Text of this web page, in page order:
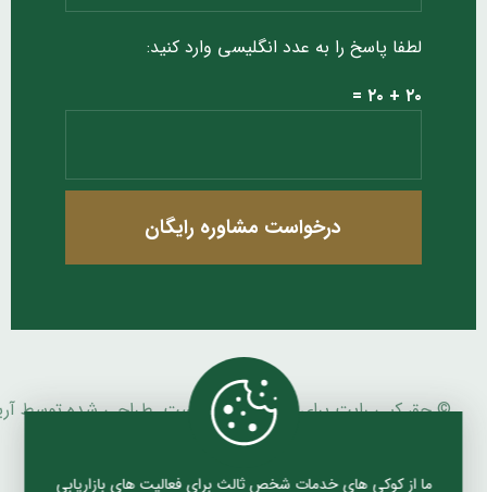
لطفا پاسخ را به عدد انگلیسی وارد کنید:
۲۰ + ۲۰ =
درخواست مشاوره رایگان
© حق کپی رایت برای فلآریا محفوظ است. طراحی شده توسط
بیات زاده ، آژانس طراحی سایت
ما از کوکی های خدمات شخص ثالث برای فعالیت های بازاریابی